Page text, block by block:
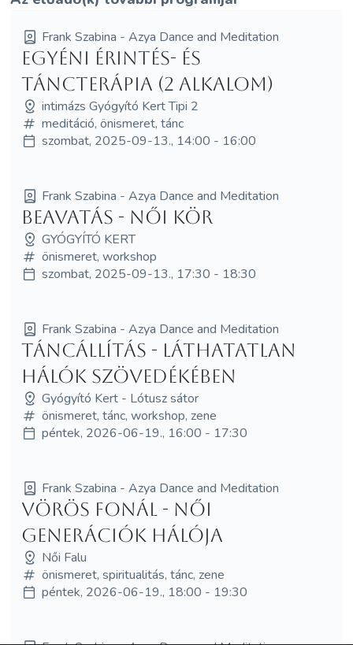
Frank Szabina - Azya Dance and Meditation
Egyéni érintés- és
táncterápia (2 alkalom)
intimázs Gyógyító Kert Tipi 2
meditáció, önismeret, tánc
szombat, 2025-09-13., 14:00 - 16:00
Frank Szabina - Azya Dance and Meditation
Beavatás - női kör
GYÓGYÍTÓ KERT
önismeret, workshop
szombat, 2025-09-13., 17:30 - 18:30
Frank Szabina - Azya Dance and Meditation
Táncállítás - Láthatatlan
hálók szövedékében
Gyógyító Kert - Lótusz sátor
önismeret, tánc, workshop, zene
péntek, 2026-06-19., 16:00 - 17:30
Frank Szabina - Azya Dance and Meditation
Vörös fonál - Női
generációk hálója
Női Falu
önismeret, spiritualitás, tánc, zene
péntek, 2026-06-19., 18:00 - 19:30